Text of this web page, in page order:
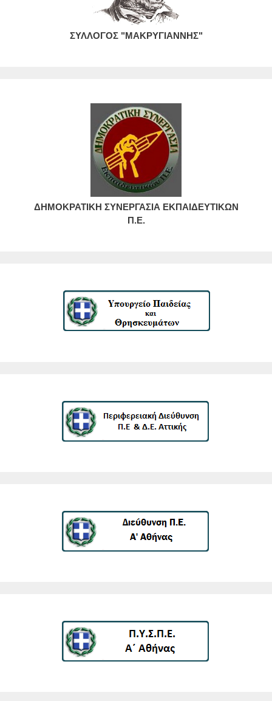
ΣΥΛΛΟΓΟΣ "ΜΑΚΡΥΓΙΑΝΝΗΣ"
ΔΗΜΟΚΡΑΤΙΚΗ ΣΥΝΕΡΓΑΣΙΑ ΕΚΠΑΙΔΕΥΤΙΚΩΝ
Π.Ε.